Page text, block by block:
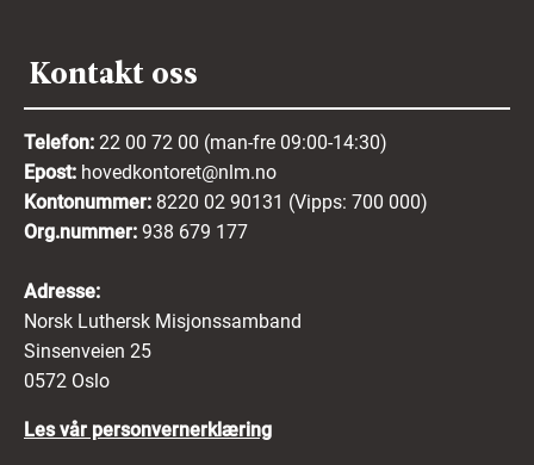
Kontakt oss
Telefon: 22 00 72 00 (man-fre 09:00-14:30)
Epost: hovedkontoret@nlm.no
Kontonummer: 8220 02 90131 (Vipps: 700 000)
Org.nummer: 938 679 177
Adresse:
Norsk Luthersk Misjonssamband
Sinsenveien 25
0572 Oslo
Les vår personvernerklæring